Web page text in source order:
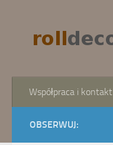
Współpraca i kontakt
OBSERWUJ: